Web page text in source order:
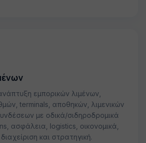
εμπορικών λιμένων,
terminals, αποθηκών, λιμενικών
με οδικά/σιδηροδρομικά
ασφάλεια, logistics, οικονομικά,
και στρατηγική.